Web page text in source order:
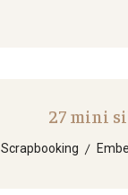
27 mini
Scrapbooking